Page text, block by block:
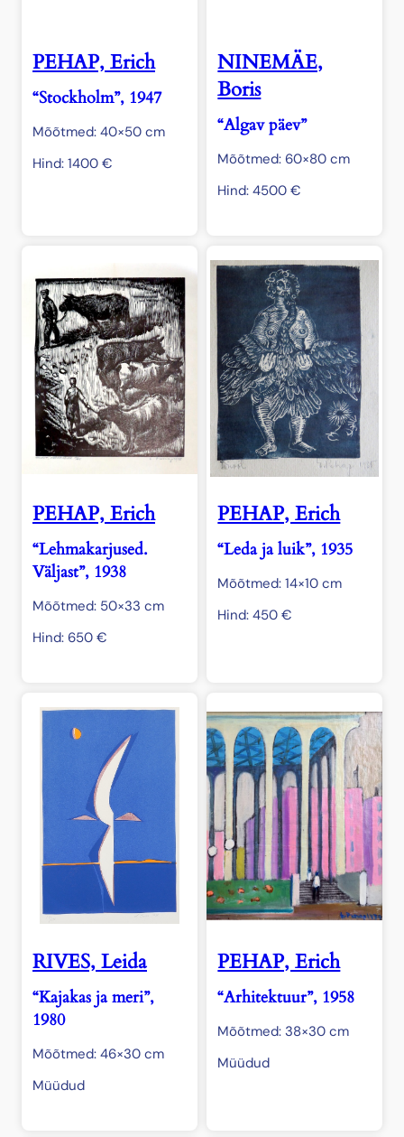
PEHAP, Erich
“Stockholm”, 1947
Mõõtmed: 40×50 cm
Hind: 1400 €
NINEMÄE,
Boris
“Algav päev”
Mõõtmed: 60×80 cm
Hind:4500€
PEHAP, Erich
“Lehmakarjused.
Väljast”, 1938
Mõõtmed: 50×33 cm
Hind: 650 €
PEHAP, Erich
“Leda ja luik”, 1935
Mõõtmed: 14×10 cm
Hind:450€
RIVES, Leida
“Kajakas ja meri”,
1980
Mõõtmed: 46×30 cm
Müüdud
PEHAP, Erich
“Arhitektuur”, 1958
Mõõtmed: 38×30 cm
Müüdud